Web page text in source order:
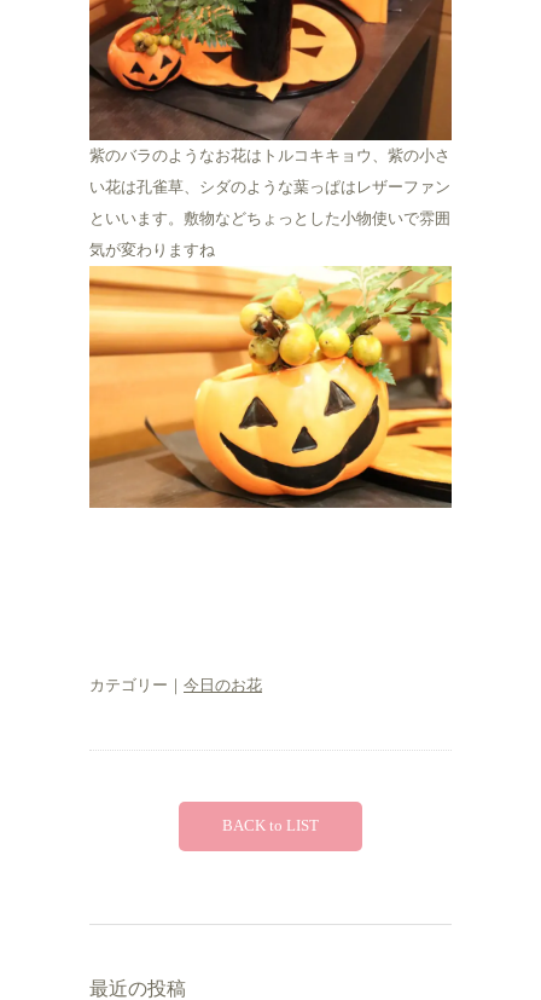
紫のバラのようなお花はトルコキキョウ、紫の小さ
い花は孔雀草、シダのような葉っぱはレザーファン
といいます。敷物などちょっとした小物使いで雰囲
気が変わりますね
カテゴリー｜ 今日のお花
BACK to LIST
最近の投稿